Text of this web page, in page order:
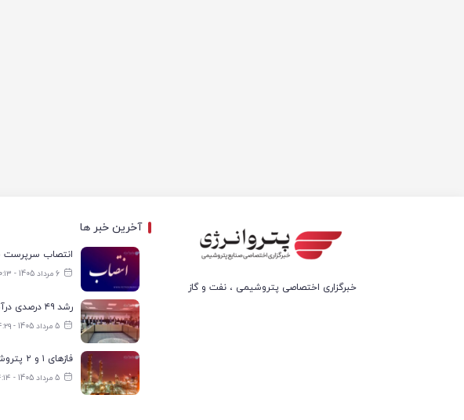
خبرگزاری اختصاصی پتروشیمی ، نفت و گاز
آخرین خبر ها
6 مرداد 1405 - ۱۰:۱۳
5 مرداد 1405 - ۱۴:۲۹
5 مرداد 1405 - ۱۴:۱۴